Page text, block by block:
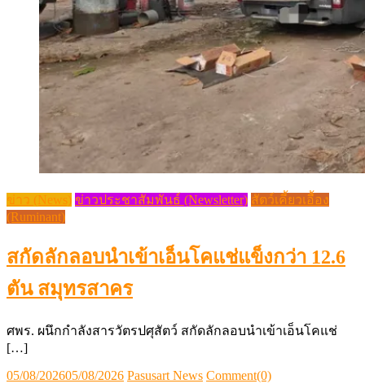
ข่าว (News) ข่าวประชาสัมพันธ์ (Newsletter) สัตว์เคี้ยวเอื้อง
(Ruminant)
สกัดลักลอบนำเข้าเอ็นโคแช่แข็งกว่า 12.6
ตัน สมุทรสาคร
ศพร. ผนึกกำลังสารวัตรปศุสัตว์ สกัดลักลอบนำเข้าเอ็นโคแช่
[…]
Posted
05/08/202605/08/2026 Author
Pasusart News Comment(0)